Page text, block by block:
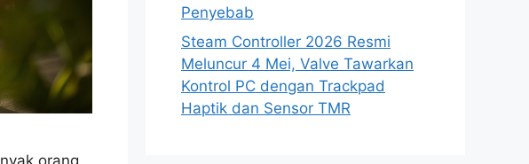
Penyebab
Steam Controller 2026 Resmi
Meluncur 4 Mei, Valve Tawarkan
Kontrol PC dengan Trackpad
Haptik dan Sensor TMR